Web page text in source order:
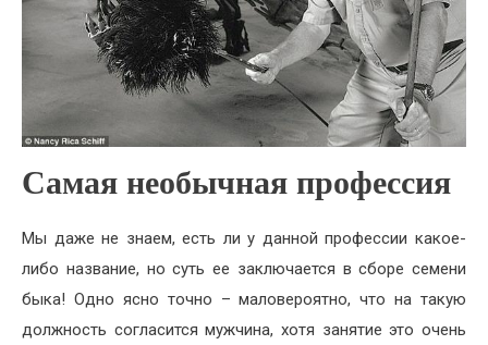
Самая необычная профессия
Мы даже не знаем, есть ли у данной профессии какое-
либо название, но суть ее заключается в сборе семени
быка! Одно ясно точно – маловероятно, что на такую
должность согласится мужчина, хотя занятие это очень